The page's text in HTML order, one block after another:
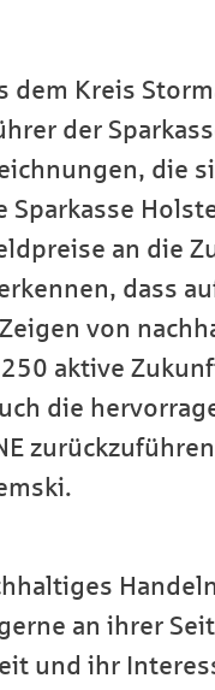
Kreis
der
die
an die
dass
von
aktive
die
an ihrer
und ihr